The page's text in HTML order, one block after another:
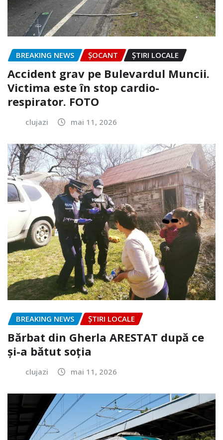
BREAKING NEWS ȘOCANT ȘTIRI LOCALE
Accident grav pe Bulevardul Muncii.
Victima este în stop cardio-
respirator. FOTO
clujazi mai 11, 2026
BREAKING NEWS ȘTIRI LOCALE
Bărbat din Gherla ARESTAT după ce
și-a bătut soția
clujazi mai 11, 2026